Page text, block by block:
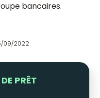
bancaires.
09/2022
PRÊT